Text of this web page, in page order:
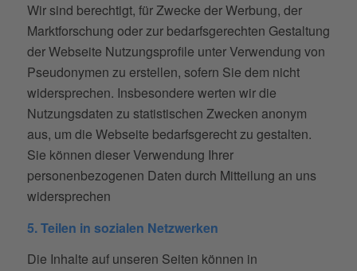
Wir sind berechtigt, für Zwecke der Werbung, der
Marktforschung oder zur bedarfsgerechten Gestaltung
der Webseite Nutzungsprofile unter Verwendung von
Pseudonymen zu erstellen, sofern Sie dem nicht
widersprechen. Insbesondere werten wir die
Nutzungsdaten zu statistischen Zwecken anonym
aus, um die Webseite bedarfsgerecht zu gestalten.
Sie können dieser Verwendung Ihrer
personenbezogenen Daten durch Mitteilung an uns
widersprechen
5. Teilen in sozialen Netzwerken
Die Inhalte auf unseren Seiten können in